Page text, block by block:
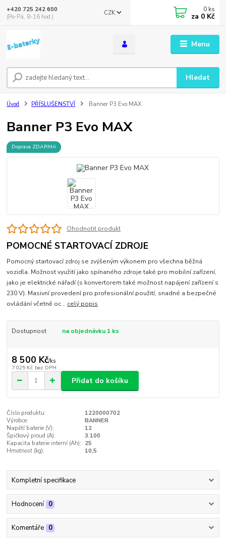
Menu
CZK
Hledat
+420 725 242 600
(Po-Pá, 8-16 hod.)
0 ks
za 0 Kč
Úvod PŘÍSLUŠENSTVÍ Banner P3 Evo MAX
Banner P3 Evo MAX
Doprava ZDARMA
Ohodnotit produkt
POMOCNÉ STARTOVACÍ ZDROJE
Pomocný startovací zdroj se zvýšeným výkonem pro všechna běžná
vozidla. Možnost využití jako spínaného zdroje také pro mobilní zařízení,
jako je elektrické nářadí (s konvertorem také možnost napájení zařízení s
230 V). Masivní provedení pro profesionální použití, snadné a bezpečné
ovládání včetně oc... celý popis
Dostupnost na objednávku 1 ks
8 500 Kč/ks
7 025 Kč bez DPH
Přidat do košíku
Číslo produktu:
1220000702
Výrobce:
BANNER
Napětí baterie (V):
12
Špičkový proud (A):
3.100
Kapacita baterie interní (Ah): 25
Hmotnost (kg):
10,5
Kompletní specifikace
Hodnocení 0
Komentáře 0